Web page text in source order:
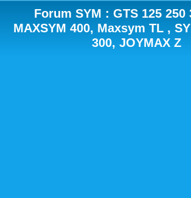
Forum SYM : GTS 125 250
MAXSYM 400, Maxsym TL ,
300, JOYMAX Z